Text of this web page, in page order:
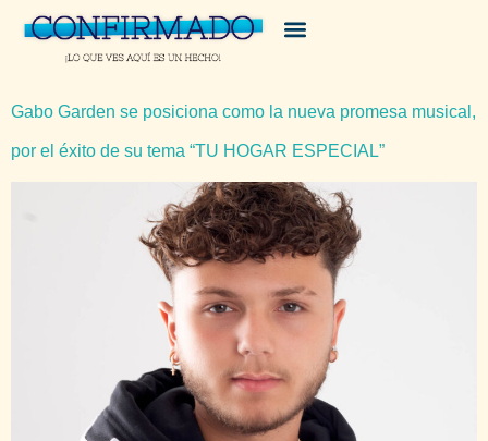
Gabo Garden se posiciona como la nueva promesa musical,
por el éxito de su tema “TU HOGAR ESPECIAL”